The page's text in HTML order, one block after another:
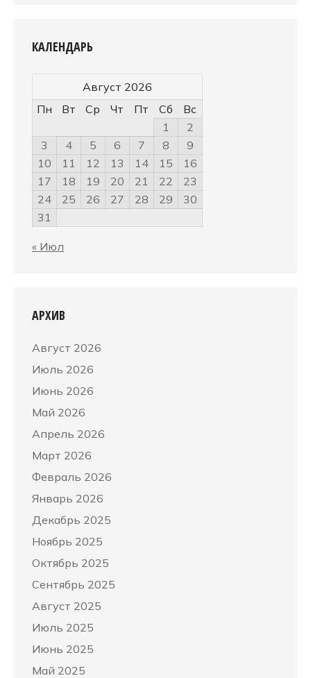
КАЛЕНДАРЬ
Август 2026
Пн
Вт Ср Чт Пт Сб
Вс
1
2
3
4 5 6 7 8
9
10
11 12 13 14 15
16
17
18 19 20 21 22
23
24
25 26 27 28 29
30
31
« Июл
АРХИВ
Август 2026
Июль 2026
Июнь 2026
Май 2026
Апрель 2026
Март 2026
Февраль 2026
Январь 2026
Декабрь 2025
Ноябрь 2025
Октябрь 2025
Сентябрь 2025
Август 2025
Июль 2025
Июнь 2025
Май 2025